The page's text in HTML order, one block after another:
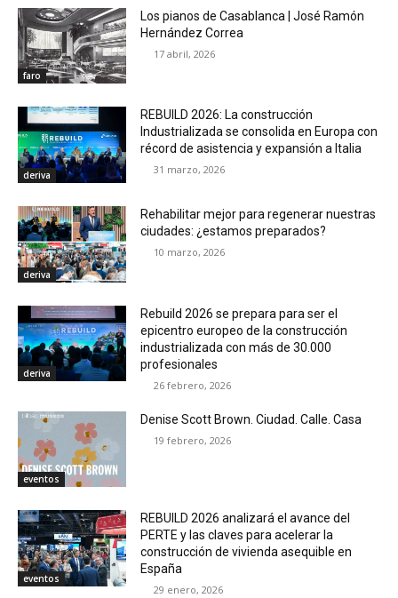
faro
Los pianos de Casablanca | José Ramón
Hernández Correa
17 abril, 2026
deriva
REBUILD 2026: La construcción
Industrializada se consolida en Europa con
récord de asistencia y expansión a Italia
31 marzo, 2026
deriva
Rehabilitar mejor para regenerar nuestras
ciudades: ¿estamos preparados?
10 marzo, 2026
deriva
Rebuild 2026 se prepara para ser el
epicentro europeo de la construcción
industrializada con más de 30.000
profesionales
26 febrero, 2026
eventos
Denise Scott Brown. Ciudad. Calle. Casa
19 febrero, 2026
eventos
REBUILD 2026 analizará el avance del
PERTE y las claves para acelerar la
construcción de vivienda asequible en
España
29 enero, 2026